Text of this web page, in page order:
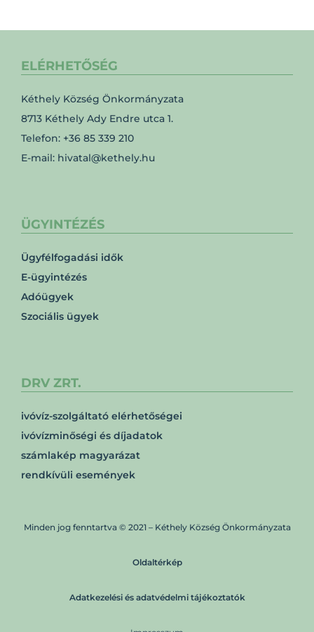
ELÉRHETŐSÉG
Kéthely Község Önkormányzata
8713 Kéthely Ady Endre utca 1.
Telefon: +36 85 339 210
E-mail: hivatal@kethely.hu
ÜGYINTÉZÉS
Ügyfélfogadási idők
E-ügyintézés
Adóügyek
Szociális ügyek
DRV ZRT.
ivóvíz-szolgáltató elérhetőségei
ivóvízminőségi és díjadatok
számlakép magyarázat
rendkívüli események
Minden jog fenntartva © 2021 – Kéthely Község Önkormányzata
Oldaltérkép
Adatkezelési és adatvédelmi tájékoztatók